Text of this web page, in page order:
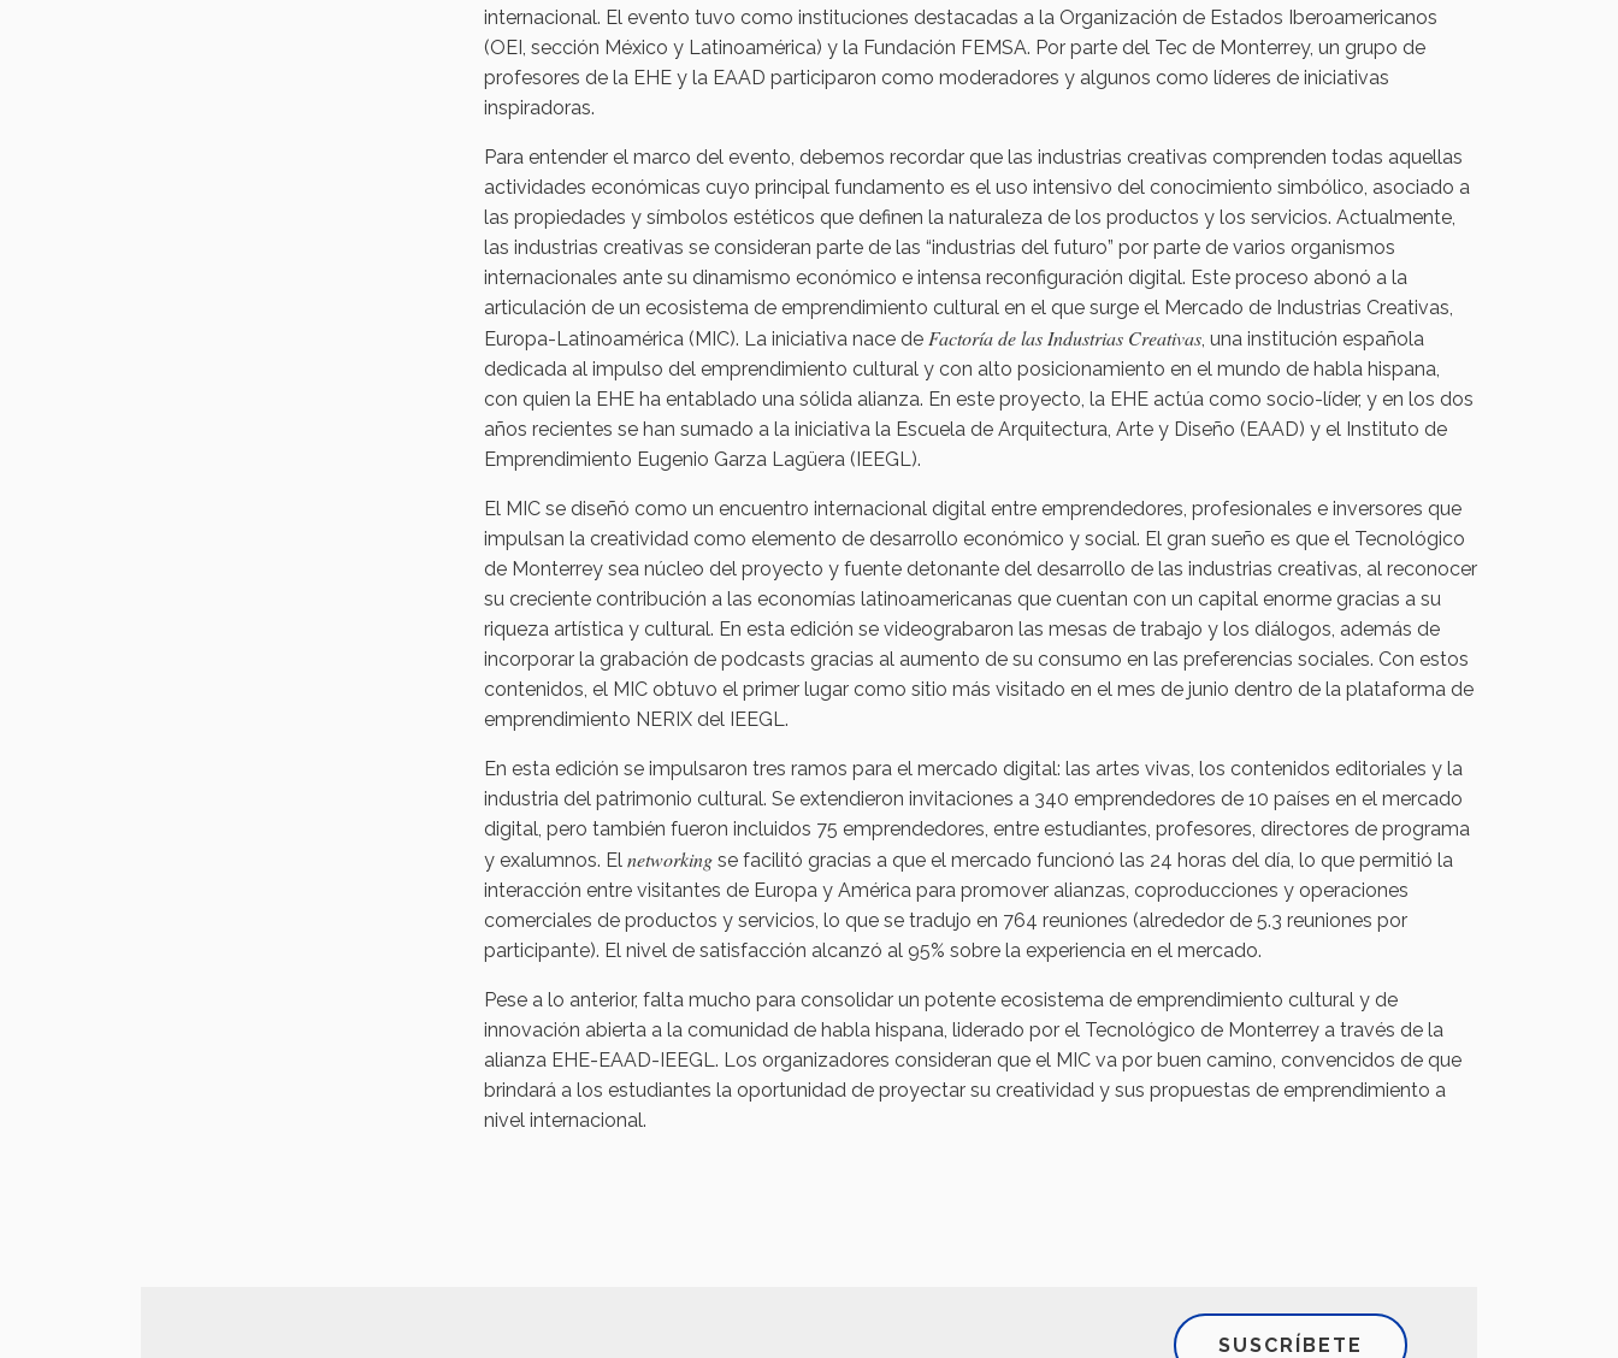
internacional. El evento tuvo como instituciones destacadas a la Organización de Estados Iberoamericanos
(OEI, sección México y Latinoamérica) y la Fundación FEMSA. Por parte del Tec de Monterrey, un grupo de
profesores de la EHE y la EAAD participaron como moderadores y algunos como líderes de iniciativas
inspiradoras.
Para entender el marco del evento, debemos recordar que las industrias creativas comprenden todas aquellas
actividades económicas cuyo principal fundamento es el uso intensivo del conocimiento simbólico, asociado a
las propiedades y símbolos estéticos que definen la naturaleza de los productos y los servicios. Actualmente,
las industrias creativas se consideran parte de las “industrias del futuro” por parte de varios organismos
internacionales ante su dinamismo económico e intensa reconfiguración digital. Este proceso abonó a la
articulación de un ecosistema de emprendimiento cultural en el que surge el Mercado de Industrias Creativas,
Europa-Latinoamérica (MIC). La iniciativa nace de Factoría de las Industrias Creativas , una institución española
dedicada al impulso del emprendimiento cultural y con alto posicionamiento en el mundo de habla hispana,
con quien la EHE ha entablado una sólida alianza. En este proyecto, la EHE actúa como socio-líder, y en los dos
años recientes se han sumado a la iniciativa la Escuela de Arquitectura, Arte y Diseño (EAAD) y el Instituto de
Emprendimiento Eugenio Garza Lagüera (IEEGL).
El MIC se diseñó como un encuentro internacional digital entre emprendedores, profesionales e inversores que
impulsan la creatividad como elemento de desarrollo económico y social. El gran sueño es que el Tecnológico
de Monterrey sea núcleo del proyecto y fuente detonante del desarrollo de las industrias creativas, al reconocer
su creciente contribución a las economías latinoamericanas que cuentan con un capital enorme gracias a su
riqueza artística y cultural. En esta edición se videograbaron las mesas de trabajo y los diálogos, además de
incorporar la grabación de podcasts gracias al aumento de su consumo en las preferencias sociales. Con estos
contenidos, el MIC obtuvo el primer lugar como sitio más visitado en el mes de junio dentro de la plataforma de
emprendimiento NERIX del IEEGL.
En esta edición se impulsaron tres ramos para el mercado digital: las artes vivas, los contenidos editoriales y la
industria del patrimonio cultural. Se extendieron invitaciones a 340 emprendedores de 10 países en el mercado
digital, pero también fueron incluidos 75 emprendedores, entre estudiantes, profesores, directores de programa
y exalumnos. El networking se facilitó gracias a que el mercado funcionó las 24 horas del día, lo que permitió la
interacción entre visitantes de Europa y América para promover alianzas, coproducciones y operaciones
comerciales de productos y servicios, lo que se tradujo en 764 reuniones (alrededor de 5.3 reuniones por
participante). El nivel de satisfacción alcanzó al 95% sobre la experiencia en el mercado.
Pese a lo anterior, falta mucho para consolidar un potente ecosistema de emprendimiento cultural y de
innovación abierta a la comunidad de habla hispana, liderado por el Tecnológico de Monterrey a través de la
alianza EHE-EAAD-IEEGL. Los organizadores consideran que el MIC va por buen camino, convencidos de que
brindará a los estudiantes la oportunidad de proyectar su creatividad y sus propuestas de emprendimiento a
nivel internacional.
SUSCRÍBETE